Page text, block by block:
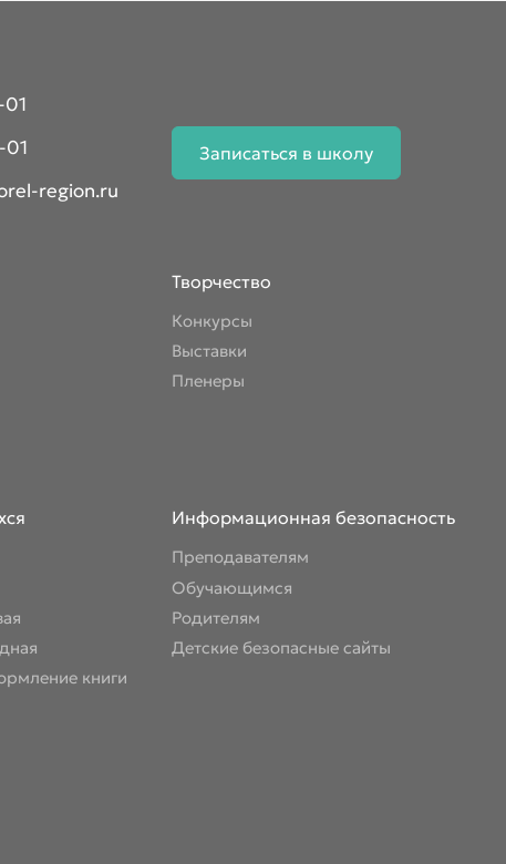
01
01
region.ru
Записаться в школу
Творчество
Конкурсы
Выставки
Пленеры
книги
Информационная безопасность
Преподавателям
Обучающимся
Родителям
Детские безопасные сайты